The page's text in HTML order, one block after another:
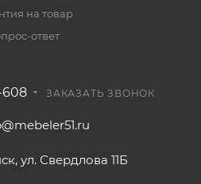
на товар
ответ
608 ЗАКАЗАТЬ ЗВОНОК
ул. Свердлова 11Б